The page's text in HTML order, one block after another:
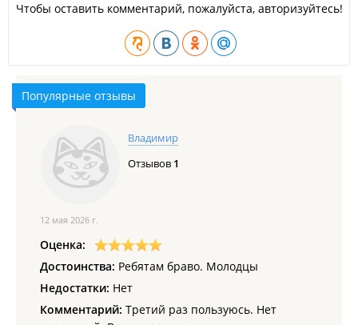
Чтобы оставить комментарий, пожалуйста, авторизуйтесь!
Популярные отзывы
Владимир
Отзывов 1
12 мая 2026 г.
Оценка:
Достоинства: Ребятам браво. Молодцы
Недостатки: Нет
Комментарий: Третий раз пользуюсь. Нет